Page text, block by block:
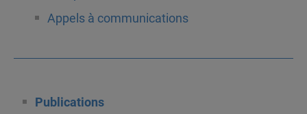
Appels à communications
Publications